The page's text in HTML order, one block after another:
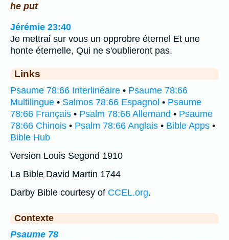
he put
Jérémie 23:40
Je mettrai sur vous un opprobre éternel Et une
honte éternelle, Qui ne s'oublieront pas.
Links
Psaume 78:66 Interlinéaire • Psaume 78:66
Multilingue • Salmos 78:66 Espagnol • Psaume
78:66 Français • Psalm 78:66 Allemand • Psaume
78:66 Chinois • Psalm 78:66 Anglais • Bible Apps •
Bible Hub
Version Louis Segond 1910
La Bible David Martin 1744
Darby Bible courtesy of CCEL.org.
Contexte
Psaume 78